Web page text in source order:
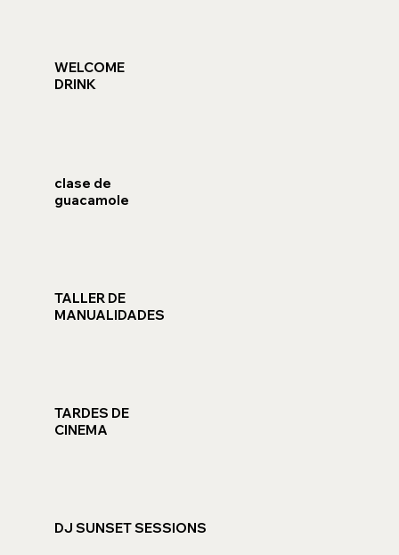
WELCOME
DRINK
clase de
guacamole
TALLER DE
MANUALIDADES
TARDES DE
CINEMA
DJ SUNSET SESSIONS